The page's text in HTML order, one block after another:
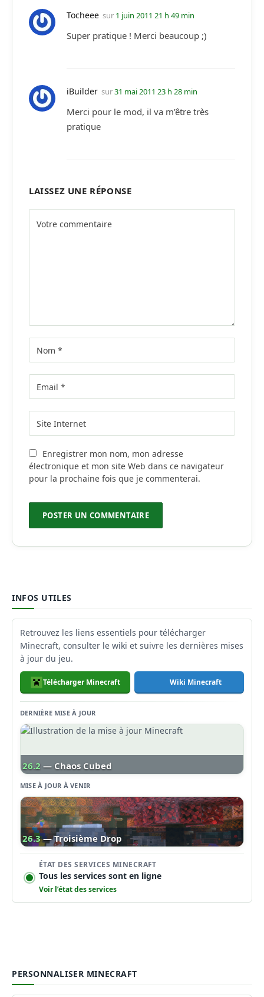
Tocheee sur 1 juin 2011 21 h 49 min
Super pratique ! Merci beaucoup ;)
iBuilder sur31 mai 2011 23 h 28 min
Merci pour le mod, il va m’être très
pratique
LAISSEZ UNE RÉPONSE
Enregistrer mon nom, mon adresse
électronique et mon site Web dans ce navigateur
pour la prochaine fois que je commenterai.
INFOS UTILES
Retrouvez les liens essentiels pour télécharger
Minecraft, consulter le wiki et suivre les dernières mises
à jour du jeu.
Télécharger Minecraft Wiki Minecraft
DERNIÈRE MISE À JOUR
26.2 — Chaos Cubed
MISE À JOUR À VENIR
26.3 — Troisième Drop
ÉTAT DES SERVICES MINECRAFT
Tous les services sont en ligne
Voir l’état des services
PERSONNALISER MINECRAFT